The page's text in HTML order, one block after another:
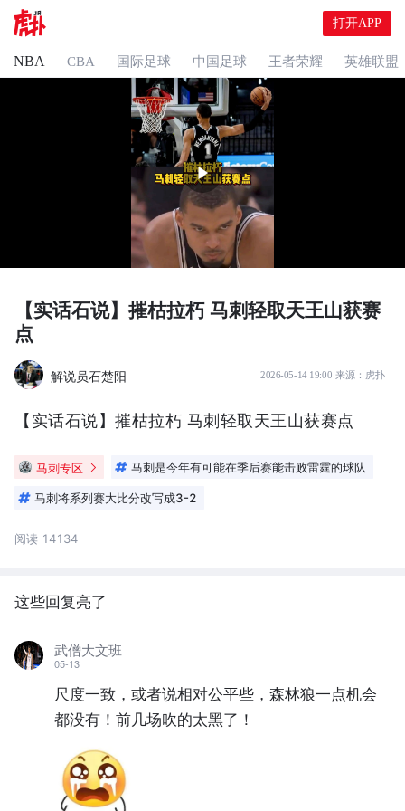
打开APP
NBA CBA 国际足球 中国足球 王者荣耀 英雄联盟
【实话石说】摧枯拉朽 马刺轻取天王山获赛
点
解说员石楚阳 2026-05-14 19:00 来源： 虎扑
【实话石说】摧枯拉朽 马刺轻取天王山获赛点
马刺专区 马刺是今年有可能在季后赛能击败雷霆的球队
马刺将系列赛大比分改写成3-2
阅读 14134
这些回复亮了
武僧大文班
05-13
尺度一致，或者说相对公平些，森林狼一点机会
都没有！前几场吹的太黑了！